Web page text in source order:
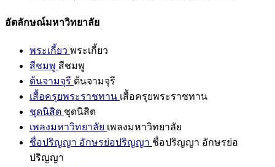
อัตลักษณ์มหาวิทยาลัย
พระเกี้ยว พระเกี้ยว
สีชมพู สีชมพู
ต้นจามจุรี ต้นจามจุรี
เสื้อครุยพระราชทาน เสื้อครุยพระราชทาน
ชุดนิสิต ชุดนิสิต
เพลงมหาวิทยาลัย เพลงมหาวิทยาลัย
ชื่อปริญญา อักษรย่อปริญญา ชื่อปริญญา อักษรย่อ
ปริญญา